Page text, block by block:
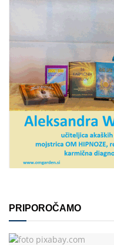
PRIPOROČAMO